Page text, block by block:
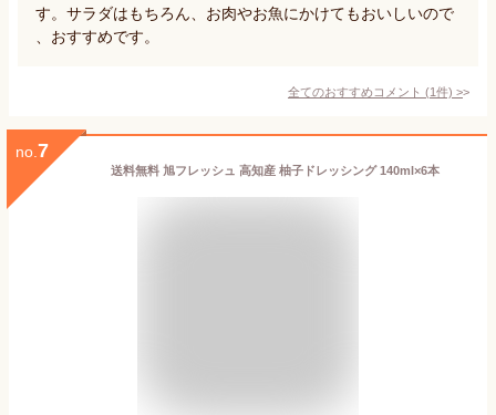
す。サラダはもちろん、お肉やお魚にかけてもおいしいので
、おすすめです。
全てのおすすめコメント (1件) >
no. 7
送料無料 旭フレッシュ 高知産 柚子ドレッシング 140ml×6本